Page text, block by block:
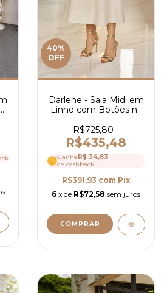
40%
OFF
Darlene - Saia Midi em
Linho com Botões na
R$725,80
R$435,48
Ganhe R$ 34,83
de cashback
R$391,93 com Pix
6 x de R$72,58 sem juros
COMPRAR